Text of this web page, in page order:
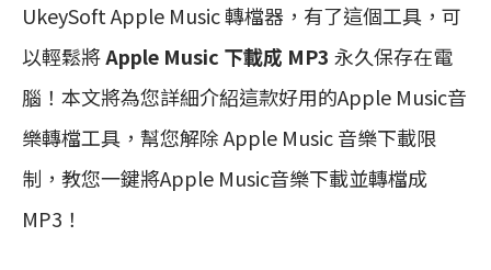
UkeySoft Apple Music 轉檔器，有了這個工具，可
以輕鬆將Apple Music 下載成 MP3 永久保存在電
腦！本文將為您詳細介紹這款好用的Apple Music音
樂轉檔工具，幫您解除 Apple Music 音樂下載限
制，教您一鍵將Apple Music音樂下載並轉檔成
MP3！